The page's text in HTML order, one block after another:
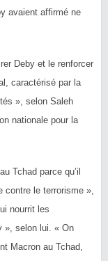
avaient affirmé ne
Deby et le renforcer
caractérisé par la
», selon Saleh
nationale pour la
Tchad parce qu’il
contre le terrorisme »,
nourrit les
», selon lui. « On
Macron au Tchad,